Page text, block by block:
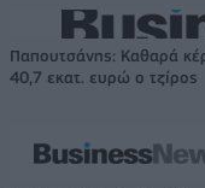
Παπουτσάνης: Καθαρά
40,7 εκατ. ευρώ ο τζίρος